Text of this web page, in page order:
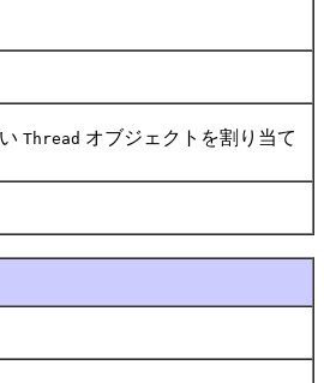
Thread オブジェクトを割り当て